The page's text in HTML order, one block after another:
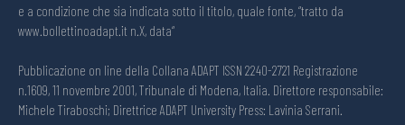
e a condizione che sia indicata sotto il titolo, quale fonte, “tratto da
www.bollettinoadapt.it n.X, data“
Pubblicazione on line della Collana ADAPT ISSN 2240-2721 Registrazione
n.1609, 11 novembre 2001, Tribunale di Modena, Italia. Direttore responsabile:
Michele Tiraboschi; Direttrice ADAPT University Press: Lavinia Serrani.